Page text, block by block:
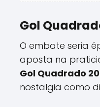
Gol
O embate seria
aposta na
Gol Quadrado
nostalgia como